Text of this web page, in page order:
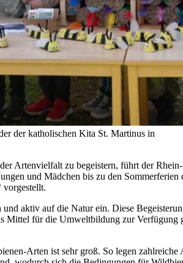
der katholischen Kita St. Martinus in
Artenvielfalt zu begeistern, führt der
und Mädchen bis zu den
vorgestellt.
und aktiv auf die Natur ein. Diese
Mittel für die Umweltbildung zur
Arten ist sehr groß. So legen